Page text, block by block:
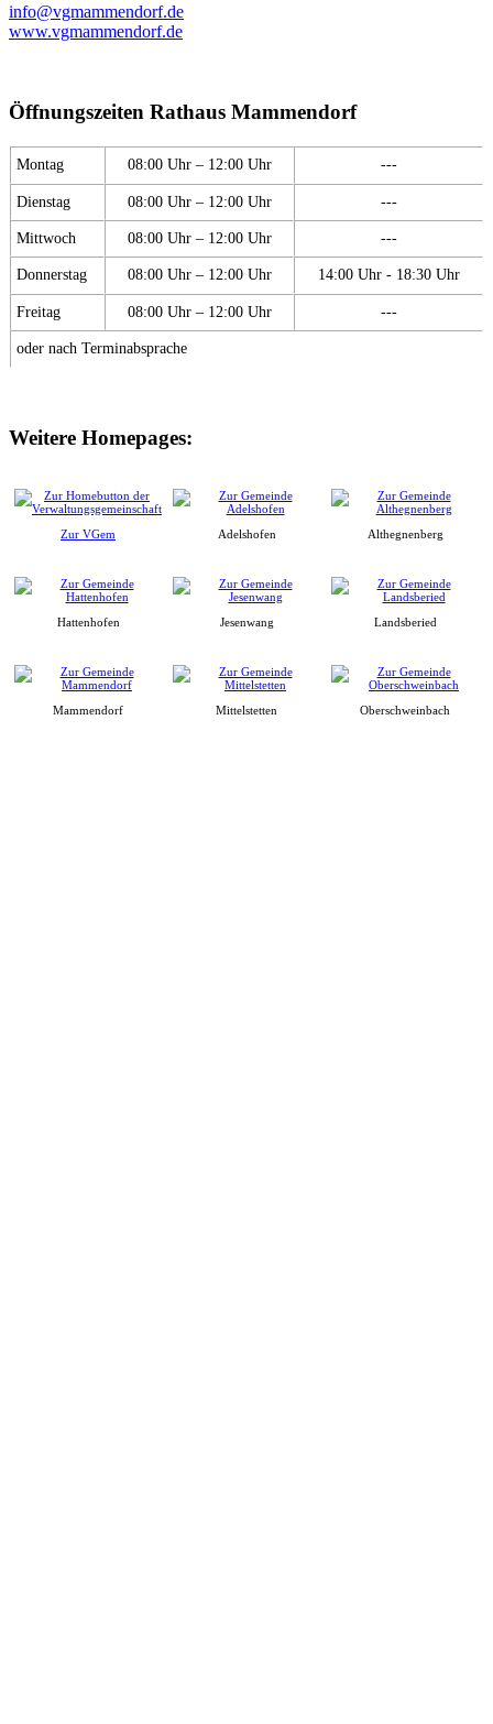
info@vgmammendorf.de
www.vgmammendorf.de
Öffnungszeiten Rathaus Mammendorf
Montag 08:00 Uhr – 12:00 Uhr ---
Dienstag 08:00 Uhr – 12:00 Uhr ---
Mittwoch 08:00 Uhr – 12:00 Uhr ---
Donnerstag 08:00 Uhr – 12:00 Uhr 14:00 Uhr - 18:30 Uhr
Freitag 08:00 Uhr – 12:00 Uhr ---
oder nach Terminabsprache
Weitere Homepages:
Zur VGem Adelshofen Althegnenberg
Hattenhofen Jesenwang Landsberied
Mammendorf Mittelstetten Oberschweinbach